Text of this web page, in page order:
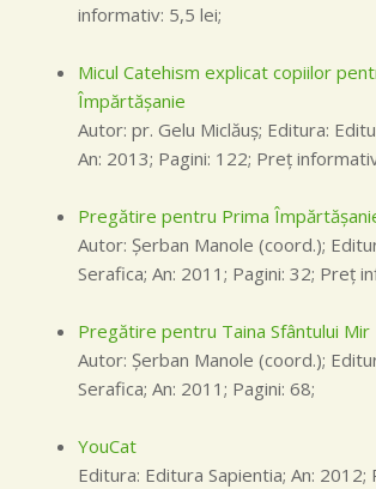
informativ: 5,5 lei;
Micul Catehism explicat copiilor
Împărtăşanie
Autor: pr. Gelu Miclăuş; Editura:
An: 2013; Pagini: 122; Preţ
Pregătire pentru Prima
Autor: Şerban Manole (coord.);
Serafica; An: 2011; Pagini: 32; Preţ
Pregătire pentru Taina Sfântului Mir
Autor: Şerban Manole (coord.);
Serafica; An: 2011; Pagini: 68;
YouCat
Editura: Editura Sapientia; An: 2012;